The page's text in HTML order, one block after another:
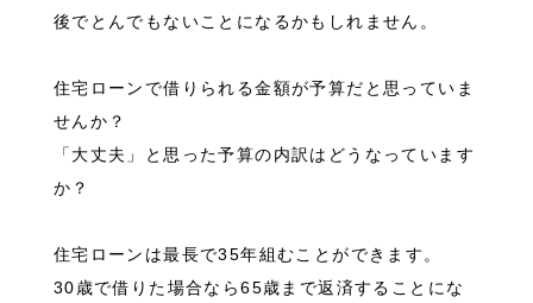
後でとんでもないことになるかもしれません。
住宅ローンで借りられる金額が予算だと思っていま
せんか？
「大丈夫」と思った予算の内訳はどうなっています
か？
住宅ローンは最長で35年組むことができます。
30歳で借りた場合なら65歳まで返済することにな